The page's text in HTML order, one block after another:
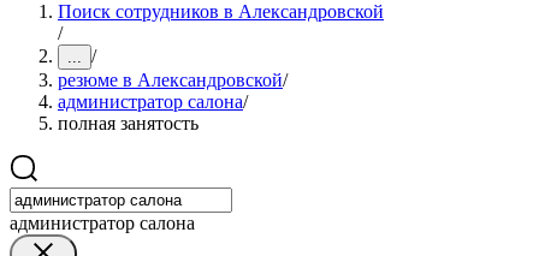
Поиск сотрудников в Александровской
/
... /
резюме в Александровской/
администратор салона/
полная занятость
администратор салона